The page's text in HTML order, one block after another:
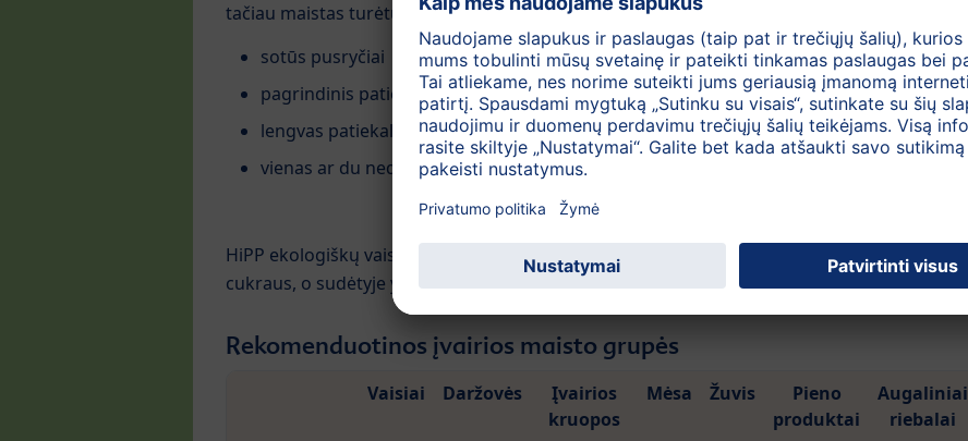
tačiau maistas turėtų būti paskirstytas per visą dieną:
sotūs pusryčiai
pagrindinis patiekalas pietų metu
lengvas patiekalas vakarienės metu
vienas ar du nedideli užkandžiai tarp pagrindinių patiekalų.
HiPP ekologiškų vaisių tyrelė gali būti puikus užkandis ar desertas. Jos paruoštos be
cukraus, o sudėtyje yra svarbaus vitamino C.
Rekomenduotinos įvairios maisto grupės
Vaisiai Daržovės
Įvairios
kruopos
Mėsa Žuvis
Pieno
produktai
Augaliniai
riebalai